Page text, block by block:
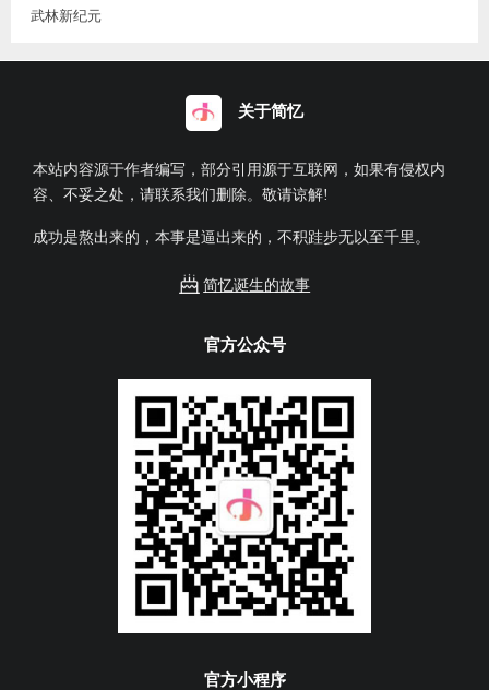
武林新纪元
关于简忆
本站内容源于作者编写，部分引用源于互联网，如果有侵权内
容、不妥之处，请联系我们删除。敬请谅解!
成功是熬出来的，本事是逼出来的，不积跬步无以至千里。
简忆诞生的故事
官方公众号
官方小程序